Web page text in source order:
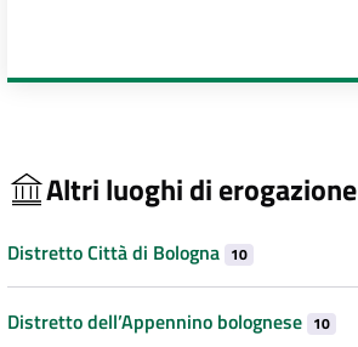
Altri luoghi di erogazione
Distretto Città di Bologna 10
Distretto dell’Appennino bolognese 10